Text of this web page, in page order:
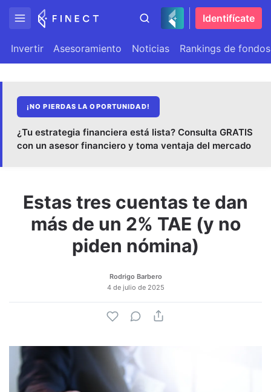
Identifícate
Invertir Asesoramiento Noticias Rankings de fondos
¡NO PIERDAS LA OPORTUNIDAD!
¿Tu estrategia financiera está lista? Consulta GRATIS
con un asesor financiero y toma ventaja del mercado
Estas tres cuentas te dan
más de un 2% TAE (y no
piden nómina)
Rodrigo Barbero
4 de julio de 2025